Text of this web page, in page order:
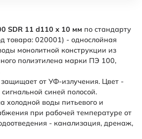
SDR 11 d110 х 10 мм по стандарту
товара: 020001) - однослойная
монолитной конструкции из
полиэтилена марки ПЭ 100,
защищает от УФ-излучения. Цвет -
синей полосой.
холодной воды питьевого и
при рабочей температуре от
- канализация, дренаж,